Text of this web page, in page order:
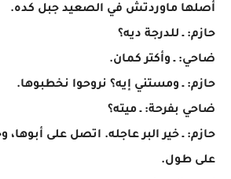
أصلها ماوردتش في الصعيد جبل كده.
حازم: ـ للدرجة ديه؟
ضاحي: ـ وأكتر كمان.
حازم: ـ ومستني إيه؟ نروحوا نخطبوها.
ضاحي بفرحة: ـ ميته؟
حازم: ـ خير البر عاجله. اتصل على أبوها،
على طول.